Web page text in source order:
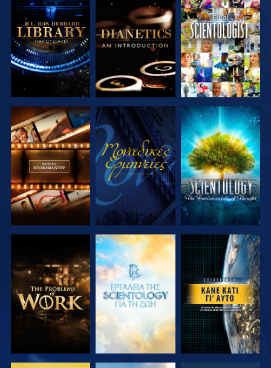
ΕΞΕΡΕΥΝΗΣΤΕ
ΤΗ ΣΕΙΡΑ
ΕΞΕΡΕΥΝΗΣΤΕ
ΤΗ ΣΕΙΡΑ
ΠΑΡΑΚΟΛΟΥΘΗΣΤΕ
ΕΞΕΡΕΥΝΗΣΤΕ
ΤΗ ΣΕΙΡΑ
ΠΑΡΑΚΟΛΟΥΘΗΣΤΕ
ΕΞΕΡΕΥΝΗΣΤΕ
ΤΗ ΣΕΙΡΑ
ΕΞΕΡΕΥΝΗΣΤΕ
ΤΗ ΣΕΙΡΑ
ΕΞΕΡΕΥΝΗΣΤΕ
ΤΗ ΣΕΙΡΑ
ΠΑΡΑΚΟΛΟΥΘΗΣΤΕ